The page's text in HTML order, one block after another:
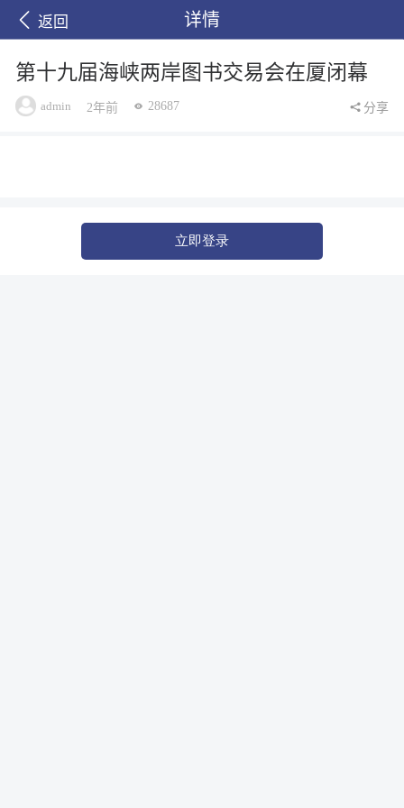
返回 详情
第十九届海峡两岸图书交易会在厦闭幕
admin 2年前 28687 分享
立即登录